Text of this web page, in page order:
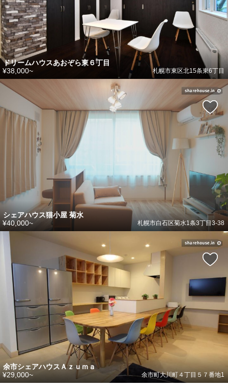
ドリームハウスあおぞら東６丁目
札幌市東区北15条東6丁目
¥38,000~
シェアハウス猫小屋 菊水
札幌市白石区菊水1条3丁目3-38
¥40,000~
余市シェアハウスＡｚｕｍａ
余市町大川町４丁目５７番地1
¥29,000~